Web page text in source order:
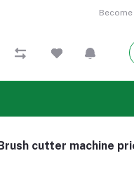
cutter machine